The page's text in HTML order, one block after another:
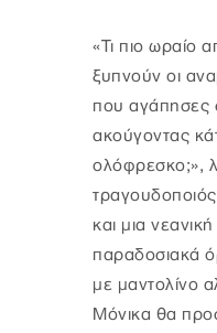
«Τι πιο ωραίο
ξυπνούν οι
που αγάπησες
ακούγοντας
ολόφρεσκο;»,
και μια
παραδοσιακά
με μαντολίνο
Μόνικα θα